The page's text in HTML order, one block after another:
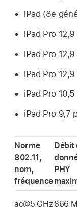
iPad (8e
iPad Pro
iPad Pro
iPad Pro
iPad Pro
iPad Pro 9,7
Norme
802.11,
nom,
fréquence
Débit
PHY
ac@5 GHz 866